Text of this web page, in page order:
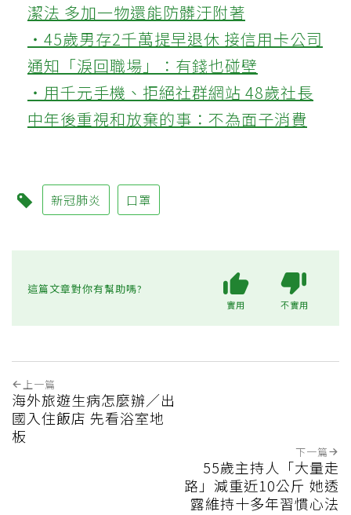
潔法 多加一物還能防髒汙附著
‧45歲男存2千萬提早退休 接信用卡公司
通知「淚回職場」：有錢也碰壁
‧用千元手機、拒絕社群網站 48歲社長
中年後重視和放棄的事：不為面子消費
新冠肺炎 口罩
這篇文章對你有幫助嗎?
實用 不實用
上一篇
海外旅遊生病怎麼辦／出
國入住飯店 先看浴室地
板
下一篇
55歲主持人「大量走
路」減重近10公斤 她透
露維持十多年習慣心法